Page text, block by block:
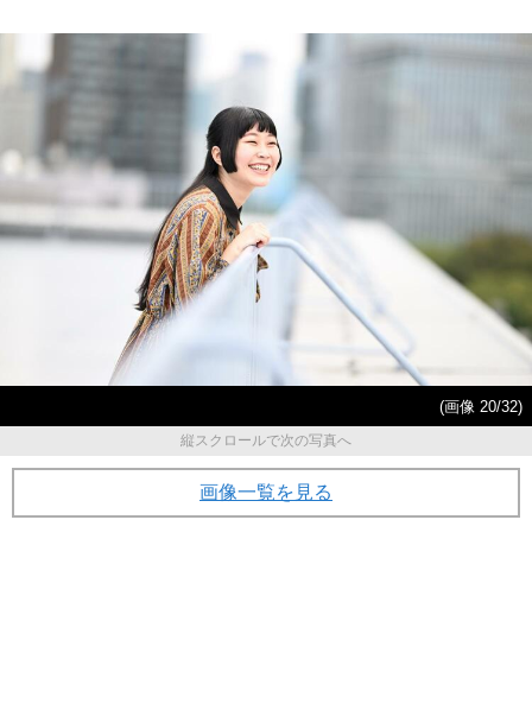
(画像 20/32)
縦スクロールで次の写真へ
画像一覧を見る